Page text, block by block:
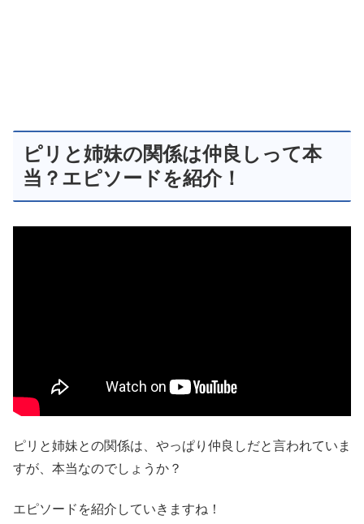
ピリと姉妹の関係は仲良しって本
当？エピソードを紹介！
ピリと姉妹との関係は、やっぱり仲良しだと言われていま
すが、本当なのでしょうか？
エピソードを紹介していきますね！